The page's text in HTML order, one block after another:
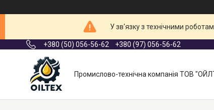
У зв'язку з технічними
+380 (50) 056-56-62 +380 (97) 056-56-62
Промислово-технічна компанія ТОВ